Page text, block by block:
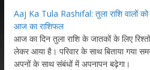
Aaj Ka Tula Rashifal: तुला राशि वालों
आज का राशिफल
आज का दिन तुला राशि के जातकों के लिए
लेकर आया है। परिवार के साथ बिताया गया
अपनों के साथ संबंधों में अपनापन बढ़ेगा।